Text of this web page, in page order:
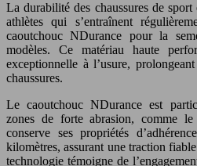
La durabilité des chaussures de
athlètes qui s’entraînent
caoutchouc NDurance pour la
modèles. Ce matériau haute
exceptionnelle à l’usure,
chaussures.
Le caoutchouc NDurance est
zones de forte abrasion, comme
conserve ses propriétés
kilomètres, assurant une traction
technologie témoigne de